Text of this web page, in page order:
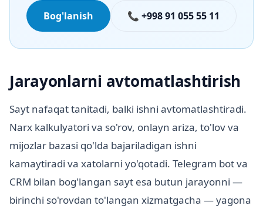
Bog'lanish 📞 +998 91 055 55 11
Jarayonlarni avtomatlashtirish
Sayt nafaqat tanitadi, balki ishni avtomatlashtiradi.
Narx kalkulyatori va so'rov, onlayn ariza, to'lov va
mijozlar bazasi qo'lda bajariladigan ishni
kamaytiradi va xatolarni yo'qotadi. Telegram bot va
CRM bilan bog'langan sayt esa butun jarayonni —
birinchi so'rovdan to'langan xizmatgacha — yagona